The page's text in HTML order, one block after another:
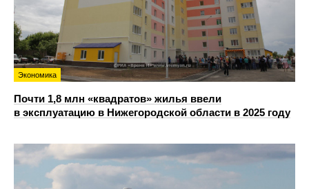
Экономика
Почти 1,8 млн «квадратов» жилья ввели
в эксплуатацию в Нижегородской области в 2025 году